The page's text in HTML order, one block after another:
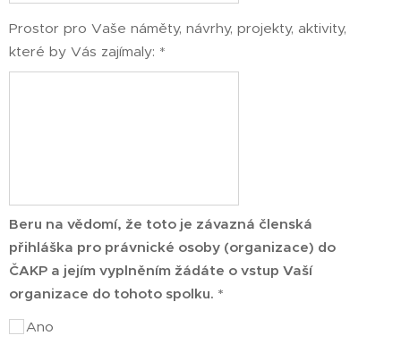
Prostor pro Vaše náměty, návrhy, projekty, aktivity,
které by Vás zajímaly: *
Beru na vědomí, že toto je závazná členská
přihláška pro právnické osoby (organizace) do
ČAKP a jejím vyplněním žádáte o vstup Vaší
organizace do tohoto spolku. *
Ano